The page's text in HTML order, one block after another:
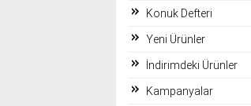
Konuk Defteri
Yeni Ürünler
İndirimdeki Ürünler
Kampanyalar